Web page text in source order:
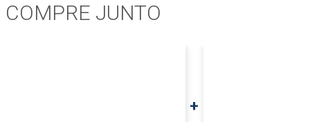
COMPRE JUNTO